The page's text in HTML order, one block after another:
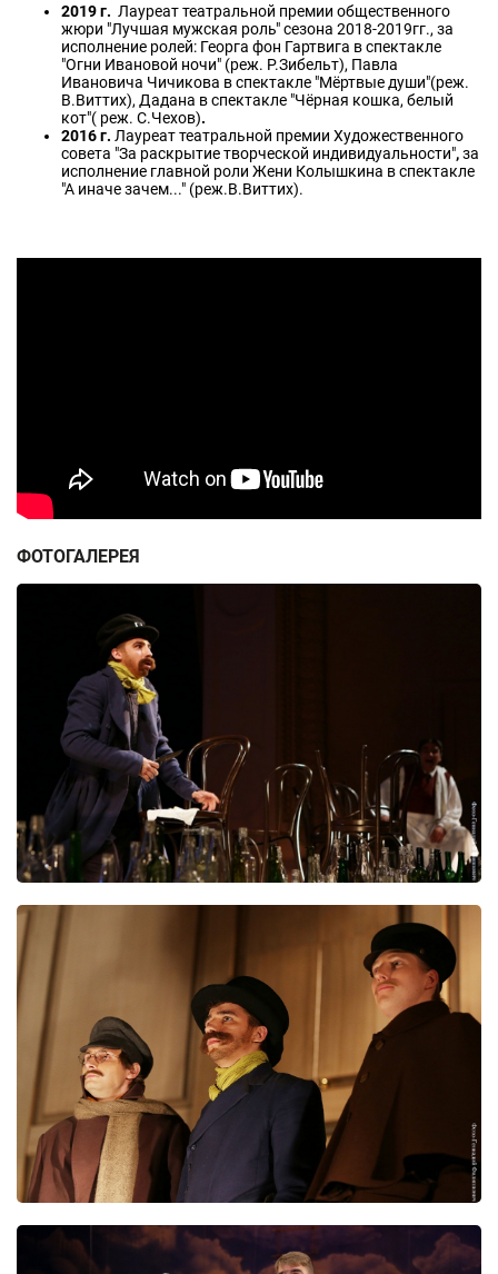
2019 г. Лауреат театральной премии общественного
жюри "Лучшая мужская роль" сезона 2018-2019гг., за
исполнение ролей: Георга фон Гартвига в спектакле
"Огни Ивановой ночи" (реж. Р.Зибельт), Павла
Ивановича Чичикова в спектакле "Мёртвые души"(реж.
В.Виттих), Дадана в спектакле "Чёрная кошка, белый
кот"( реж. С.Чехов).
2016 г. Лауреат театральной премии Художественного
совета "За раскрытие творческой индивидуальности",за
исполнение главной роли Жени Колышкина в спектакле
"А иначе зачем..." (реж.В.Виттих).
ФОТОГАЛЕРЕЯ